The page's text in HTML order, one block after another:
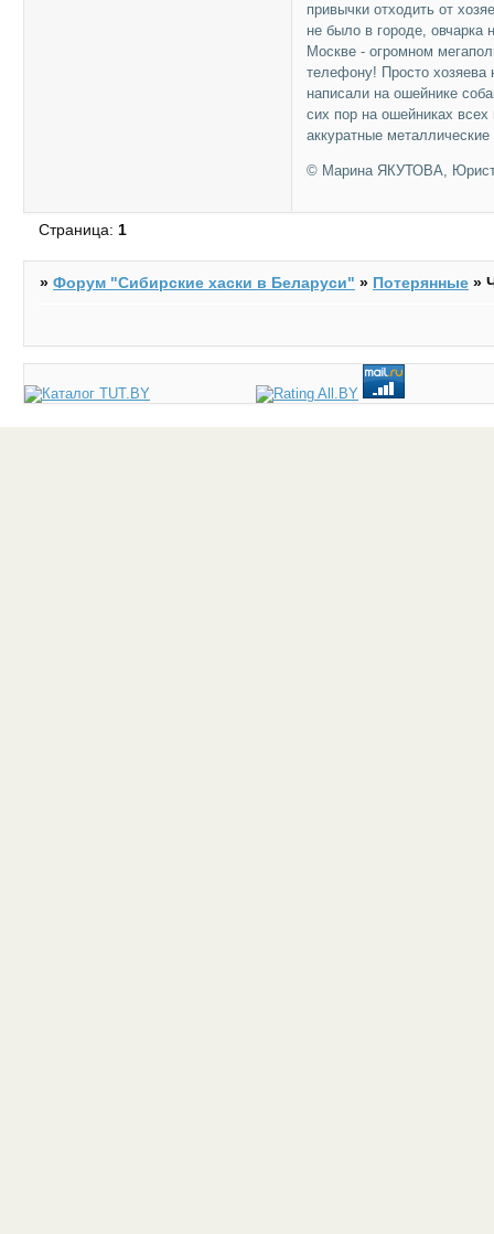
привычки отходить от
не было в городе, овчарка
Москве - огромном
телефону! Просто хозяева
написали на ошейнике
сих пор на ошейниках
аккуратные
© Марина ЯКУТОВА,
Страница:1
»Форум "Cибирские хаски в Беларуси" » Потерянные »